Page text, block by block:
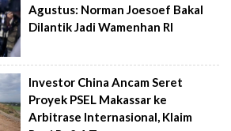
Agustus: Norman Joesoef Bakal
Dilantik Jadi Wamenhan RI
Investor China Ancam Seret
Proyek PSEL Makassar ke
Arbitrase Internasional, Klaim